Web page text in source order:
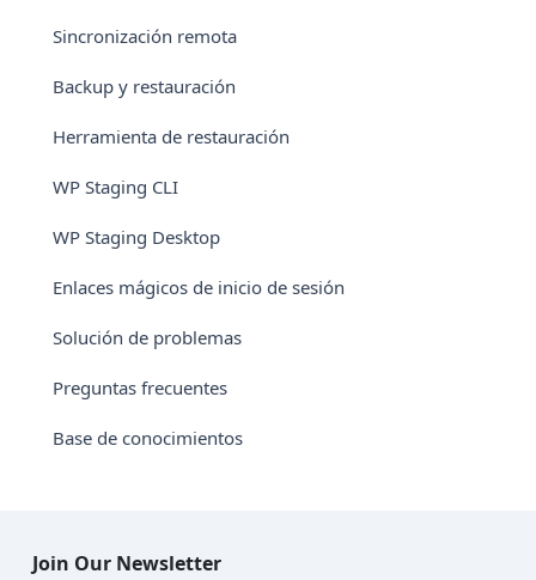
Sincronización remota
Backup y restauración
Herramienta de restauración
WP Staging CLI
WP Staging Desktop
Enlaces mágicos de inicio de sesión
Solución de problemas
Preguntas frecuentes
Base de conocimientos
Join Our Newsletter